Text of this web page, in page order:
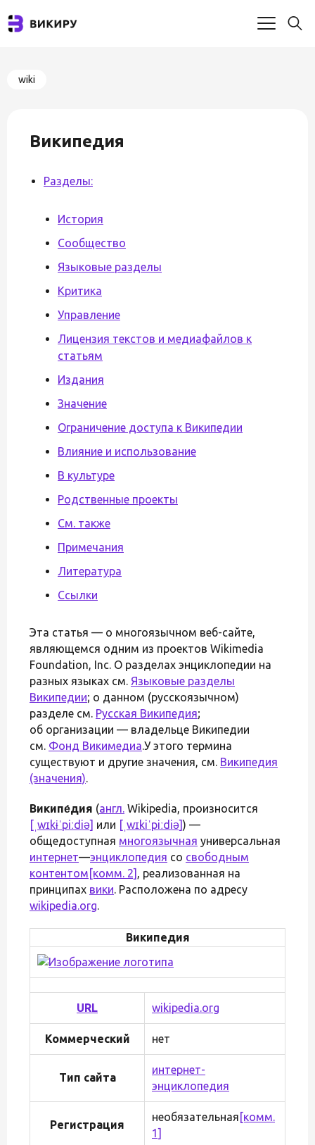
wiki
Википедия
Разделы:
История
Сообщество
Языковые разделы
Критика
Управление
Лицензия текстов и медиафайлов к
статьям
Издания
Значение
Ограничение доступа к Википедии
Влияние и использование
В культуре
Родственные проекты
См. также
Примечания
Литература
Ссылки
Эта статья — о многоязычном веб-сайте,
являющемся одним из проектов Wikimedia
Foundation, Inc. О разделах энциклопедии на
разных языках см. Языковые разделы
Википедии; о данном (русскоязычном)
разделе см. Русская Википедия;
об организации — владельце Википедии
см. Фонд Викимедиа.У этого термина
существуют и другие значения, см. Википедия
(значения).
Википе́дия (англ. Wikipedia, произносится
[ˌwɪkɨˈpiːdiə] или [ˌwɪkiˈpiːdiə]) —
общедоступная многоязычная универсальная
интернет—энциклопедия со свободным
контентом [комм. 2] , реализованная на
принципах вики. Расположена по адресу
wikipedia.org.
Википедия
URL wikipedia.org
Коммерческий нет
Тип сайта
интернет-
энциклопедия
Регистрация
необязательная [комм.
1]